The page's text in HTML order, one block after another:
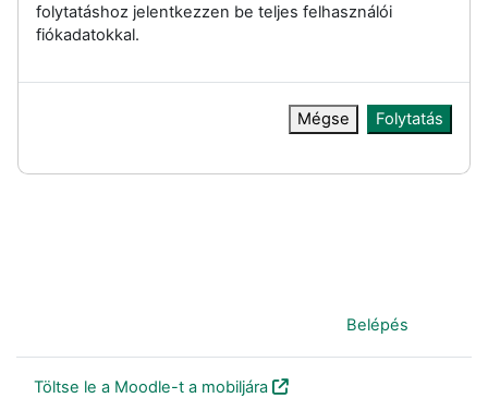
folytatáshoz jelentkezzen be teljes felhasználói
fiókadatokkal.
Mégse Folytatás
Belépés
Töltse le a Moodle-t a mobiljára